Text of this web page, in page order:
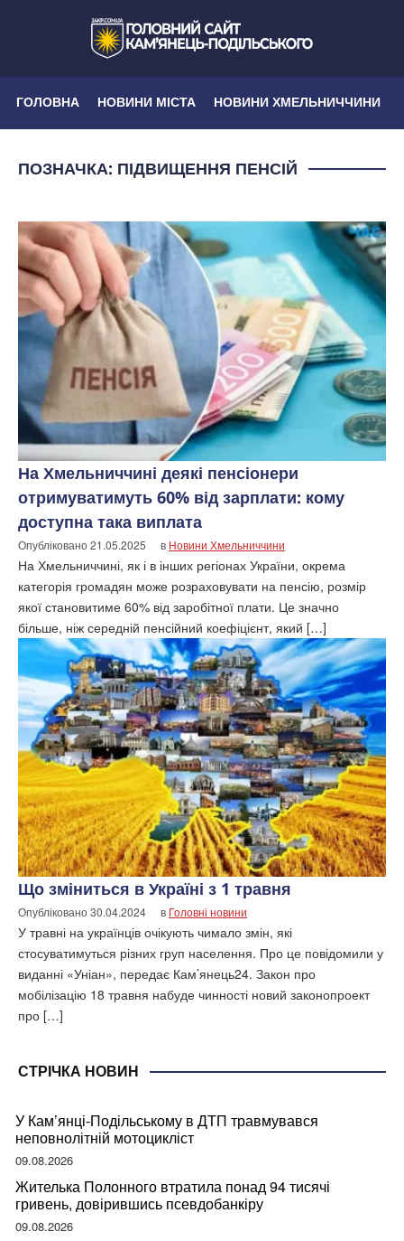
ГОЛОВНА НОВИНИ МІСТА НОВИНИ ХМЕЛЬНИЧЧИНИ
ПОЗНАЧКА: ПІДВИЩЕННЯ ПЕНСІЙ
На Хмельниччині деякі пенсіонери
отримуватимуть 60% від зарплати: кому
доступна така виплата
Опубліковано21.05.2025 в Новини Хмельниччини
На Хмельниччині, як і в інших регіонах України, окрема
категорія громадян може розраховувати на пенсію, розмір
якої становитиме 60% від заробітної плати. Це значно
більше, ніж середній пенсійний коефіцієнт, який […]
Що зміниться в Україні з 1 травня
Опубліковано30.04.2024 в Головні новини
У травні на українців очікують чимало змін, які
стосуватимуться різних груп населення. Про це повідомили у
виданні «Уніан», передає Кам’янець24. Закон про
мобілізацію 18 травня набуде чинності новий законопроект
про […]
СТРІЧКА НОВИН
У Кам’янці-Подільському в ДТП травмувався
неповнолітній мотоцикліст
09.08.2026
Жителька Полонного втратила понад 94 тисячі
гривень, довірившись псевдобанкіру
09.08.2026